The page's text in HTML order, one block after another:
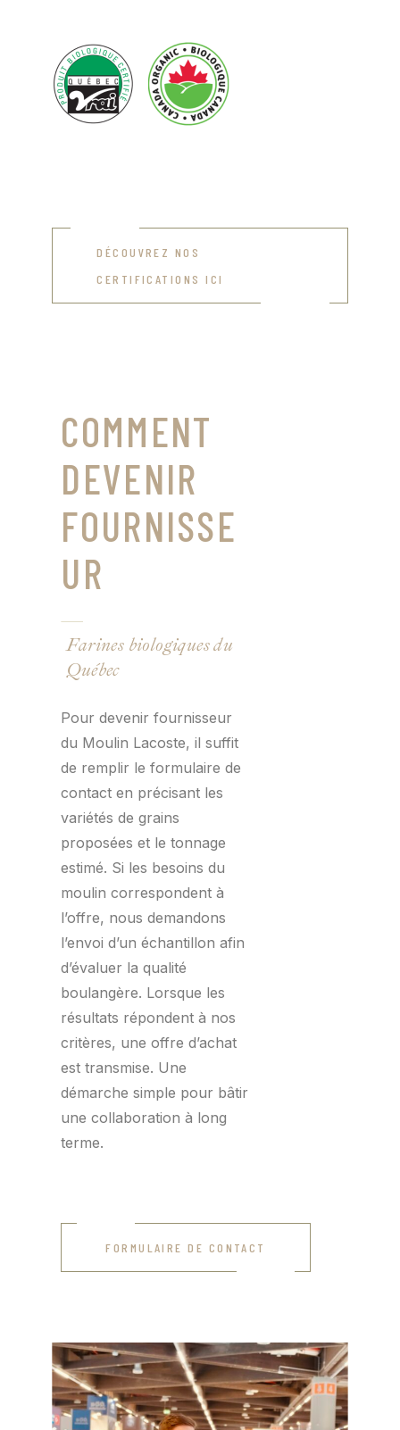
DÉCOUVREZ NOS
CERTIFICATIONS ICI
COMMENT
DEVENIR
FOURNISSE
UR
Farines biologiques du
Québec
Pour devenir fournisseur
du Moulin Lacoste, il suffit
de remplir le formulaire de
contact en précisant les
variétés de grains
proposées et le tonnage
estimé. Si les besoins du
moulin correspondent à
l’offre, nous demandons
l’envoi d’un échantillon afin
d’évaluer la qualité
boulangère. Lorsque les
résultats répondent à nos
critères, une offre d’achat
est transmise. Une
démarche simple pour bâtir
une collaboration à long
terme.
FORMULAIRE DE CONTACT